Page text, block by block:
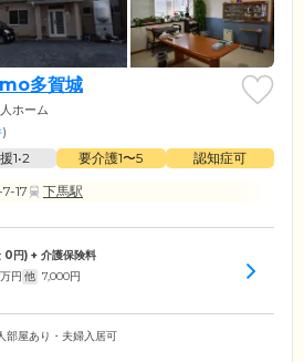
多賀城
ホーム
)
1•2 要介護1〜5
認知症可
17
下馬駅
0円) + 介護保険料
万円 他 7,000円
部屋あり・夫婦入居可